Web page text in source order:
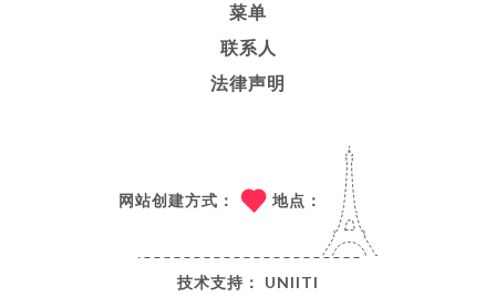
菜单
联系人
法律声明
网站创建方式： 地点：
技术支持： UNIITI